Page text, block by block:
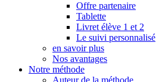
Offre partenaire
Tablette
Livret élève 1 et 2
Le suivi personnalisé
en savoir plus
Nos avantages
Notre méthode
Auteur de la méthode